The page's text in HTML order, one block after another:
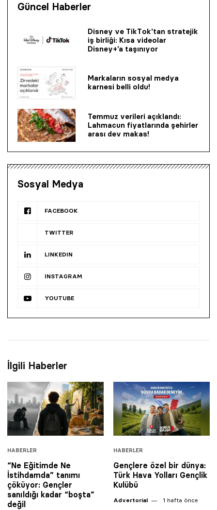
Güncel Haberler
Disney ve TikTok’tan stratejik
iş birliği: Kısa videolar
Disney+’a taşınıyor
Markaların sosyal medya
karnesi belli oldu!
Temmuz verileri açıklandı:
Lahmacun fiyatlarında şehirler
arası dev makas!
Sosyal Medya
FACEBOOK
TWITTER
LINKEDIN
INSTAGRAM
YOUTUBE
İlgili Haberler
HABERLER
“Ne Eğitimde Ne
İstihdamda” tanımı
çöküyor: Gençler
sanıldığı kadar “boşta”
değil
HABERLER
Gençlere özel bir dünya:
Türk Hava Yolları Gençlik
Kulübü
Advertorial 1 hafta önce